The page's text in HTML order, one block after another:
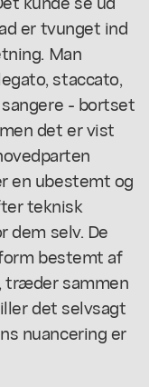
er tvunget ind
Man
staccato,
- bortset
det er vist
en ubestemt og
teknisk
dem selv. De
bestemt af
træder sammen
det selvsagt
nuancering er